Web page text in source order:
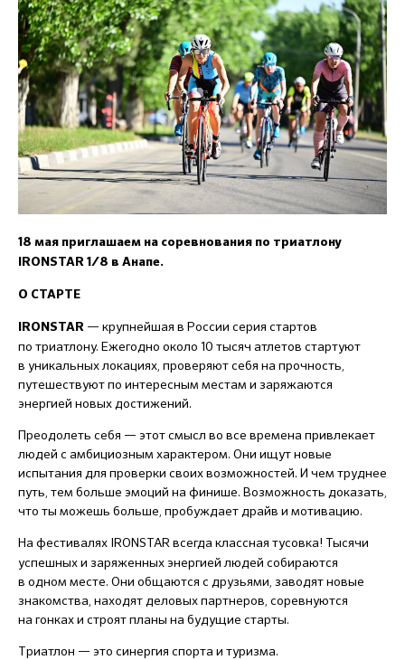
18 мая приглашаем на соревнования по триатлону
IRONSTAR 1/8 в Анапе.
О СТАРТЕ
IRONSTAR — крупнейшая в России серия стартов
по триатлону. Ежегодно около 10 тысяч атлетов стартуют
в уникальных локациях, проверяют себя на прочность,
путешествуют по интересным местам и заряжаются
энергией новых достижений.
Преодолеть себя — этот смысл во все времена привлекает
людей с амбициозным характером. Они ищут новые
испытания для проверки своих возможностей. И чем труднее
путь, тем больше эмоций на финише. Возможность доказать,
что ты можешь больше, пробуждает драйв и мотивацию.
На фестивалях IRONSTARвсегда классная тусовка! Тысячи
успешных и заряженных энергией людей собираются
в одном месте. Они общаются с друзьями, заводят новые
знакомства, находят деловых партнеров, соревнуются
на гонках и строят планы на будущие старты.
Триатлон — это синергия спорта и туризма.